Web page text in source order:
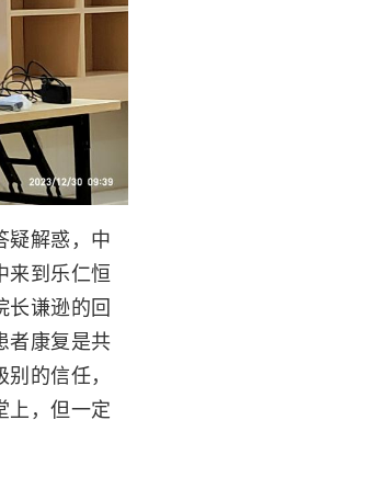
疑解惑，中
来到乐仁恒
长谦逊的回
者康复是共
的信任，
上，但一定